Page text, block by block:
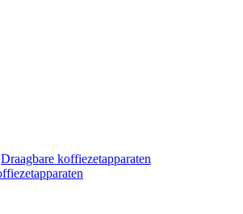
Draagbare koffiezetapparaten